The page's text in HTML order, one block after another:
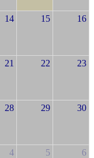
14 15 16
21 22 23
28 29 30
4 5 6